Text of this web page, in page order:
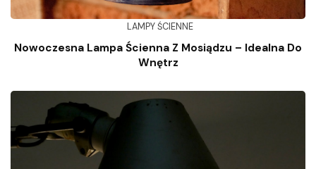
LAMPY ŚCIENNE
Nowoczesna Lampa Ścienna Z Mosiądzu – Idealna Do
Wnętrz